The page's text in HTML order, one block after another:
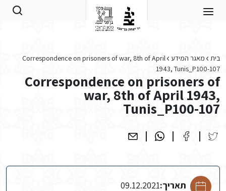
בית מאגר המידע
Correspondence on prisoners of war, 8th of April
1943, Tunis_P100-107
Correspondence on prisoners of
war, 8th of April 1943,
Tunis_P100-107
תאריך:09.12.2021